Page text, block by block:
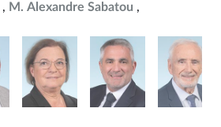
M. Alexandre Sabatou